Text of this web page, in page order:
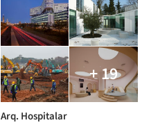
+ 19
Arq. Hospitalar